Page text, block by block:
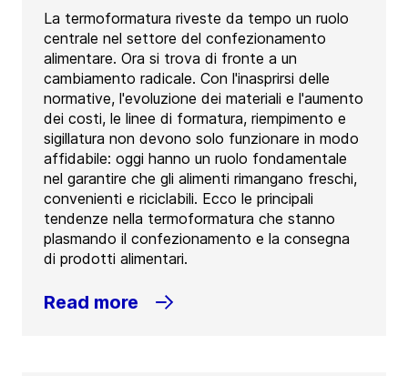
La termoformatura riveste da tempo un ruolo
centrale nel settore del confezionamento
alimentare. Ora si trova di fronte a un
cambiamento radicale. Con l'inasprirsi delle
normative, l'evoluzione dei materiali e l'aumento
dei costi, le linee di formatura, riempimento e
sigillatura non devono solo funzionare in modo
affidabile: oggi hanno un ruolo fondamentale
nel garantire che gli alimenti rimangano freschi,
convenienti e riciclabili. Ecco le principali
tendenze nella termoformatura che stanno
plasmando il confezionamento e la consegna
di prodotti alimentari.
Read more